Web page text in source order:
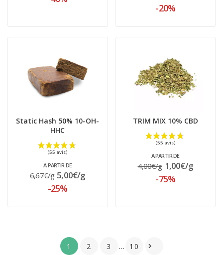
-20%
Static Hash 50% 10-OH-
HHC
A PARTIR DE
6,67€/g 5,00€/g
-25%
TRIM MIX 10% CBD
A PARTIR DE
4,00€/g 1,00€/g
-75%
1 2 3 … 10 